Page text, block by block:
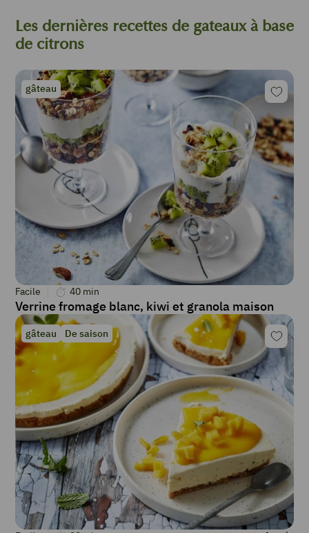
Les dernières recettes de gateaux à base
de citrons
gâteau
Facile 40 min
Verrine fromage blanc, kiwi et granola maison
gâteau De saison